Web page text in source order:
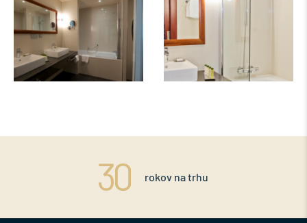
rokov na trhu